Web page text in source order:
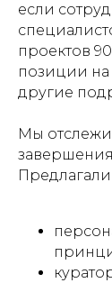
если
проектов
позиции
другие
Мы